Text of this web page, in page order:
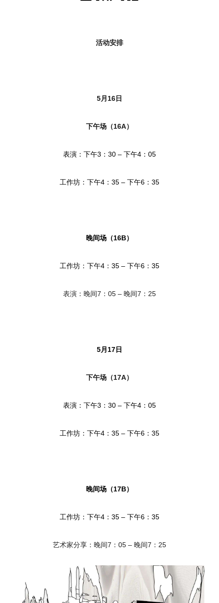
活动安排
5月16日
下午场（16A）
表演：下午3：30 – 下午4：05
工作坊：下午4：35 – 下午6：35
晚间场（16B）
工作坊 ： 下午4： 35 – 下午6： 35
表演：晚间7：05 – 晚间7：25
5月17日
下午场（17A）
表演：下午3：30 – 下午4：05
工作坊：下午4：35 – 下午6：35
晚间场（17B）
工作坊：下午4：35 – 下午6：35
艺术家分享：晚间7：05 – 晚间7：25